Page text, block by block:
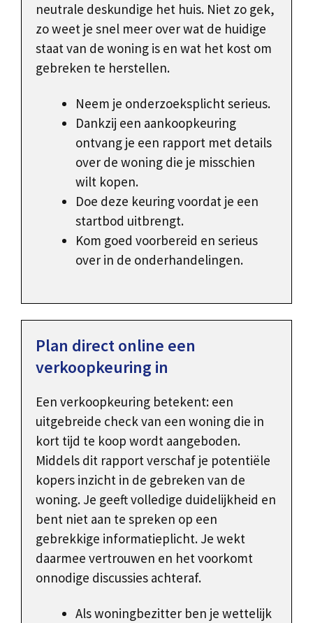
neutrale deskundige het huis. Niet zo gek,
zo weet je snel meer over wat de huidige
staat van de woning is en wat het kost om
gebreken te herstellen.
Neem je onderzoeksplicht serieus.
Dankzij een aankoopkeuring
ontvang je een rapport met details
over de woning die je misschien
wilt kopen.
Doe deze keuring voordat je een
startbod uitbrengt.
Kom goed voorbereid en serieus
over in de onderhandelingen.
Plan direct online een
verkoopkeuring in
Een verkoopkeuring betekent: een
uitgebreide check van een woning die in
kort tijd te koop wordt aangeboden.
Middels dit rapport verschaf je potentiële
kopers inzicht in de gebreken van de
woning. Je geeft volledige duidelijkheid en
bent niet aan te spreken op een
gebrekkige informatieplicht. Je wekt
daarmee vertrouwen en het voorkomt
onnodige discussies achteraf.
Als woningbezitter ben je wettelijk